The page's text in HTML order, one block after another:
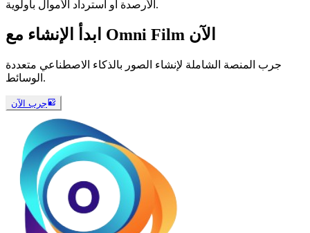
الأرصدة أو استرداد الأموال بأولوية.
ابدأ الإنشاء مع Omni Film الآن
جرب المنصة الشاملة لإنشاء الصور بالذكاء الاصطناعي متعددة
الوسائط.
جرب الآن